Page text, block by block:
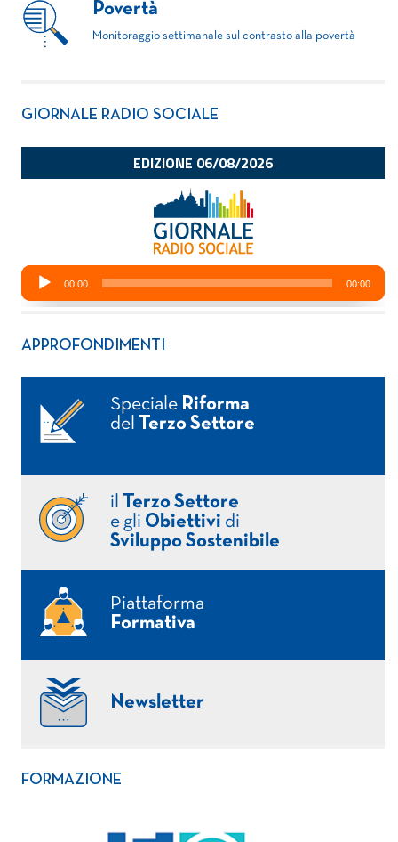
Povertà
Monitoraggio settimanale sul contrasto alla povertà
GIORNALE RADIO SOCIALE
APPROFONDIMENTI
Speciale Riforma
del
Terzo Settore
il
Terzo Settore
e gli Obiettivi di
Sviluppo Sostenibile
Piattaforma
Formativa
Newsletter
FORMAZIONE